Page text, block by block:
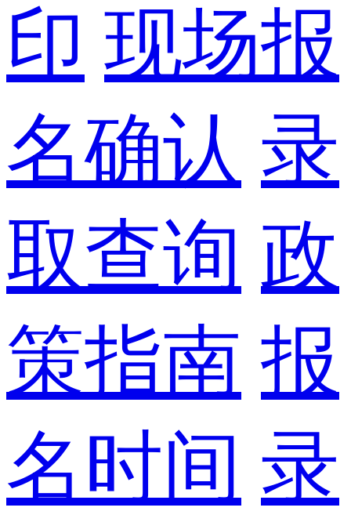
印 现场报
名确认 录
取查询 政
策指南 报
名时间 录